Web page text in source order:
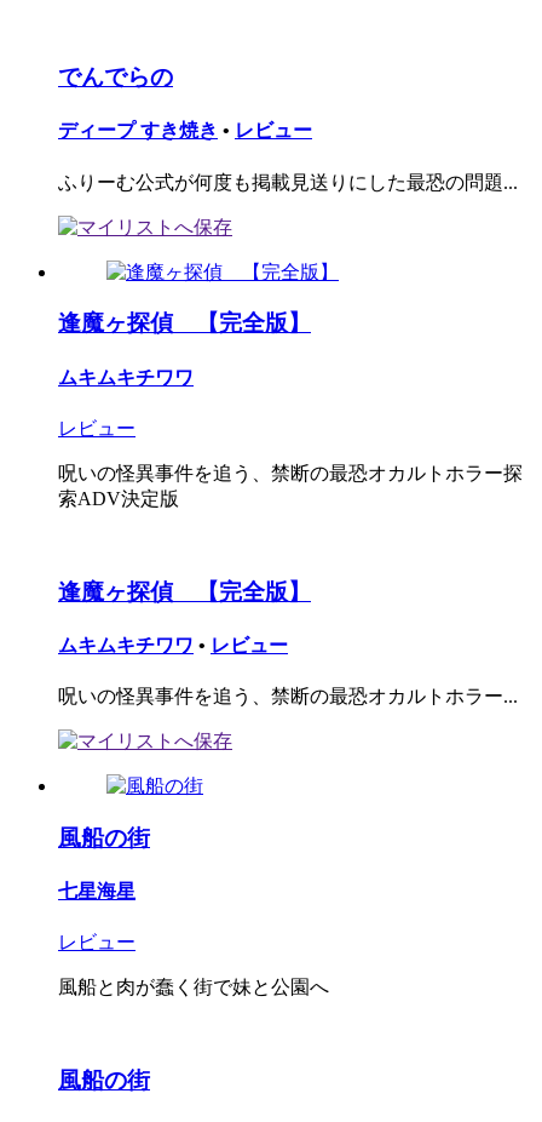
でんでらの
ディープ すき焼き • レビュー
ふりーむ公式が何度も掲載見送りにした最恐の問題...
逢魔ヶ探偵 【完全版】
ムキムキチワワ
レビュー
呪いの怪異事件を追う、禁断の最恐オカルトホラー探
索ADV決定版
逢魔ヶ探偵 【完全版】
ムキムキチワワ • レビュー
呪いの怪異事件を追う、禁断の最恐オカルトホラー...
風船の街
七星海星
レビュー
風船と肉が蠢く街で妹と公園へ
風船の街